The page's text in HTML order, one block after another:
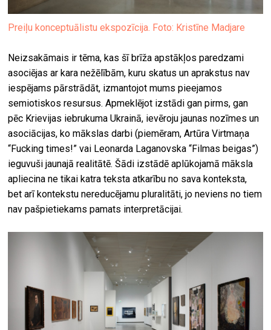
Preiļu konceptuālistu ekspozīcija. Foto: Kristīne Madjare
Neizsakāmais ir tēma, kas šī brīža apstākļos paredzami
asociējas ar kara nežēlībām, kuru skatus un aprakstus nav
iespējams pārstrādāt, izmantojot mums pieejamos
semiotiskos resursus. Apmeklējot izstādi gan pirms, gan
pēc Krievijas iebrukuma Ukrainā, ievēroju jaunas nozīmes un
asociācijas, ko mākslas darbi (piemēram, Artūra Virtmaņa
“Fucking times!” vai Leonarda Laganovska “Filmas beigas”)
ieguvuši jaunajā realitātē. Šādi izstādē aplūkojamā māksla
apliecina ne tikai katra teksta atkarību no sava konteksta,
bet arī kontekstu nereducējamu pluralitāti, jo neviens no tiem
nav pašpietiekams pamats interpretācijai.